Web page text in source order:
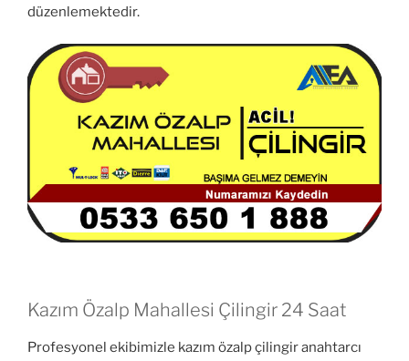
düzenlemektedir.
Kazım Özalp Mahallesi Çilingir 24 Saat
Profesyonel ekibimizle kazım özalp çilingir anahtarcı